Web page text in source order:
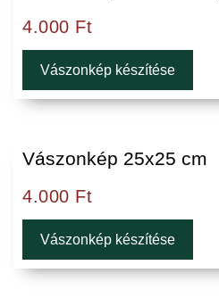
4.000 Ft
Vászonkép készítése
Vászonkép 25x25 cm
4.000 Ft
Vászonkép készítése